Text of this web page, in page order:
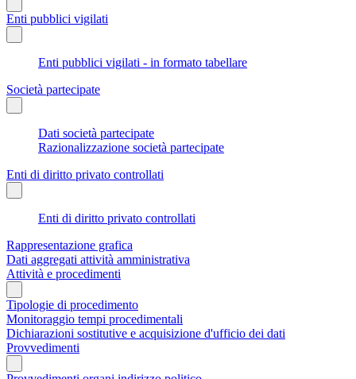
Enti pubblici vigilati
Enti pubblici vigilati - in formato tabellare
Società partecipate
Dati società partecipate
Razionalizzazione società partecipate
Enti di diritto privato controllati
Enti di diritto privato controllati
Rappresentazione grafica
Dati aggregati attività amministrativa
Attività e procedimenti
Tipologie di procedimento
Monitoraggio tempi procedimentali
Dichiarazioni sostitutive e acquisizione d'ufficio dei dati
Provvedimenti